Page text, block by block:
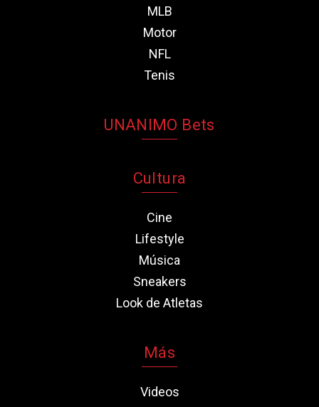
MLB
Motor
NFL
Tenis
UNANIMO Bets
Cultura
Cine
Lifestyle
Música
Sneakers
Look de Atletas
Más
Videos